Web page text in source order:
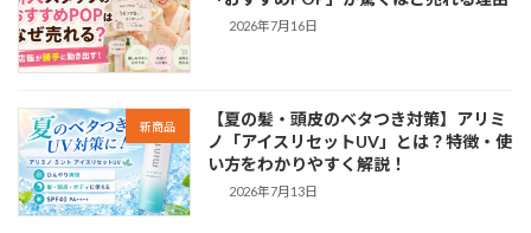
2026年7月16日
新商品
【夏の髪・頭皮のベタつき対策】アリミ
ノ「アイスリセットUV」とは？特徴・使
い方をわかりやすく解説！
2026年7月13日